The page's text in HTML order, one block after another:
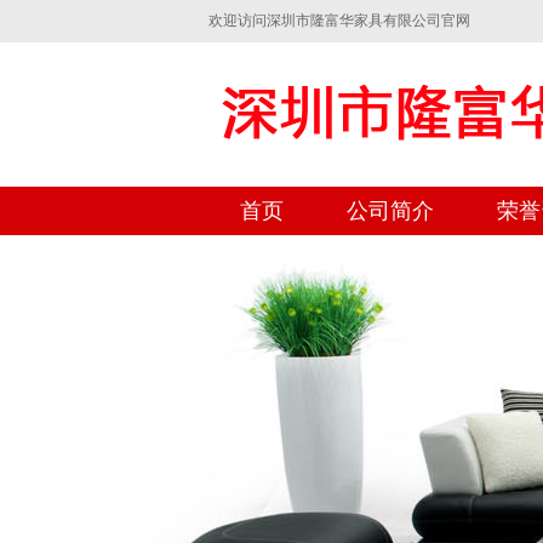
欢迎访问深圳市隆富华家具有限公司官网
首页 公司简介 荣